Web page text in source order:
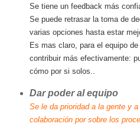
Se tiene un feedback más
Se puede retrasar la toma de
varias opciones hasta estar
Es mas claro, para el equipo
contribuir más efectivamente:
cómo por si solos..
Dar poder al equipo
Se le da prioridad a la gente y
colaboración por sobre los